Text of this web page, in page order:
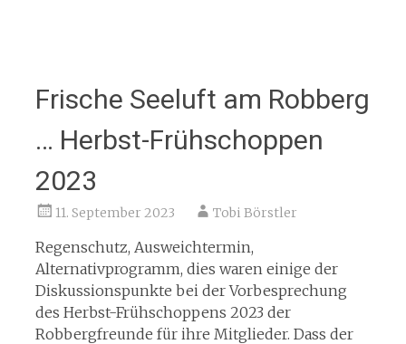
Frische Seeluft am Robberg
… Herbst-Frühschoppen
2023
11. September 2023 Tobi Börstler
Regenschutz, Ausweichtermin,
Alternativprogramm, dies waren einige der
Diskussionspunkte bei der Vorbesprechung
des Herbst-Frühschoppens 2023 der
Robbergfreunde für ihre Mitglieder. Dass der